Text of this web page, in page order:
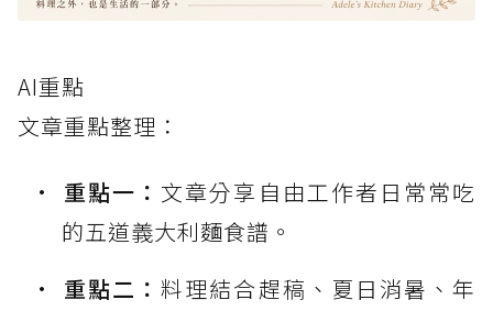
AI重點
文章重點整理：
重點一： 文章分享自由工作者日常常吃
的五道義大利麵食譜。
重點二：料理結合趕稿、夏日消暑、年